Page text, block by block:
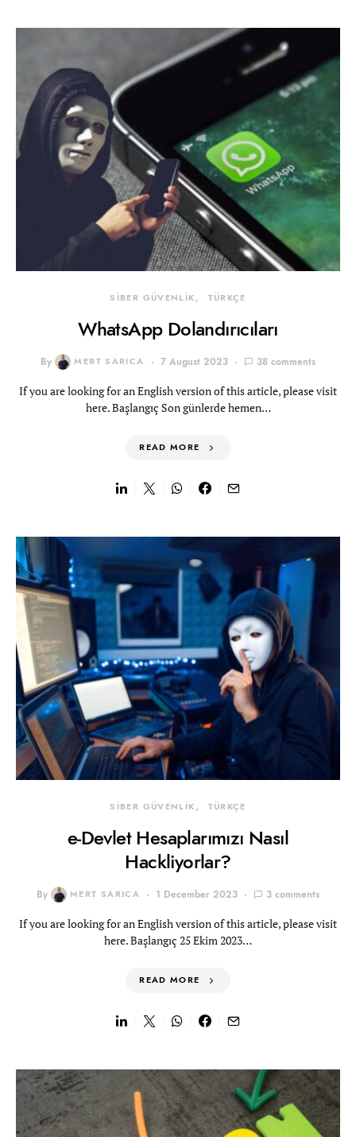
SİBER GÜVENLİK TÜRKÇE
WhatsApp Dolandırıcıları
By MERT SARICA 7 August 2023 38 comments
If you are looking for an English version of this article, please visit
here. Başlangıç Son günlerde hemen…
READ MORE
SİBER GÜVENLİK TÜRKÇE
e-Devlet Hesaplarımızı Nasıl
Hackliyorlar?
By MERT SARICA 1 December 2023 3 comments
If you are looking for an English version of this article, please visit
here. Başlangıç 25 Ekim 2023…
READ MORE